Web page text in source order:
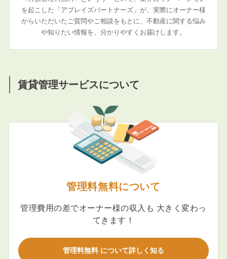
を起こした「アブレイズパートナーズ」が、実際にオーナー様
からいただいたご質問やご相談をもとに、不動産に関する悩み
や知りたい情報を、分かりやすくお届けします。
賃貸管理サービスについて
管理料無料について
管理費用の差でオーナー様の収入も 大きく変わっ
てきます！
管理料無料 について詳しく知る